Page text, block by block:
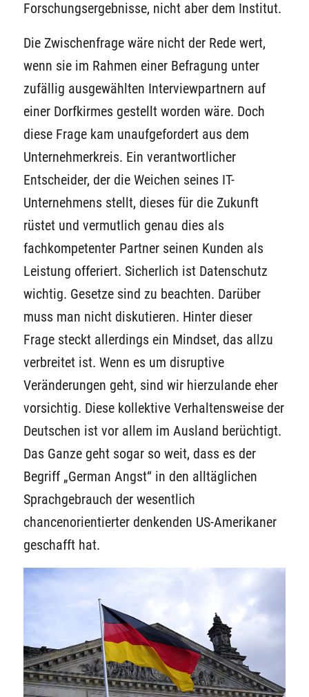
Forschungsergebnisse, nicht aber dem Institut.
Die Zwischenfrage wäre nicht der Rede wert,
wenn sie im Rahmen einer Befragung unter
zufällig ausgewählten Interviewpartnern auf
einer Dorfkirmes gestellt worden wäre. Doch
diese Frage kam unaufgefordert aus dem
Unternehmerkreis. Ein verantwortlicher
Entscheider, der die Weichen seines IT-
Unternehmens stellt, dieses für die Zukunft
rüstet und vermutlich genau dies als
fachkompetenter Partner seinen Kunden als
Leistung offeriert. Sicherlich ist Datenschutz
wichtig. Gesetze sind zu beachten. Darüber
muss man nicht diskutieren. Hinter dieser
Frage steckt allerdings ein Mindset, das allzu
verbreitet ist. Wenn es um disruptive
Veränderungen geht, sind wir hierzulande eher
vorsichtig. Diese kollektive Verhaltensweise der
Deutschen ist vor allem im Ausland berüchtigt.
Das Ganze geht sogar so weit, dass es der
Begriff „German Angst“ in den alltäglichen
Sprachgebrauch der wesentlich
chancenorientierter denkenden US-Amerikaner
geschafft hat.